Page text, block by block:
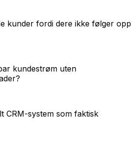
kunder fordi dere ikke følger opp
kundestrøm uten
CRM-system som faktisk